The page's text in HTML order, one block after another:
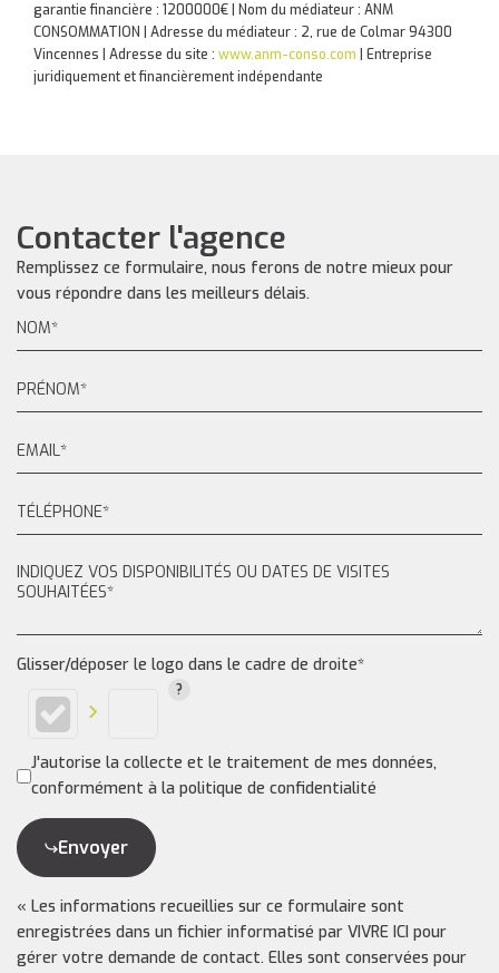
garantie financière : 1200000€ | Nom du médiateur : ANM
CONSOMMATION | Adresse du médiateur : 2, rue de Colmar 94300
Vincennes | Adresse du site : www.anm-conso.com
Entreprise
juridiquement et financièrement indépendante
Contacter l'agence
Remplissez ce formulaire, nous ferons de notre mieux pour
vous répondre dans les meilleurs délais.
Glisser/déposer le logo dans le cadre de droite*
J'autorise la collecte et le traitement de mes données,
conformément à la politique de confidentialité
Envoyer
« Les informations recueillies sur ce formulaire sont
enregistrées dans un fichier informatisé par VIVRE ICI pour
gérer votre demande de contact. Elles sont conservées pour